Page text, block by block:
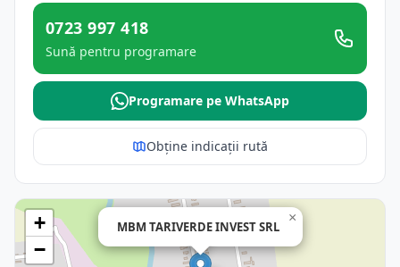
0723 997 418
Sună pentru programare
Programare pe WhatsApp
Obține indicații rută
MBM TARIVERDE INVEST SRL
×
+
−